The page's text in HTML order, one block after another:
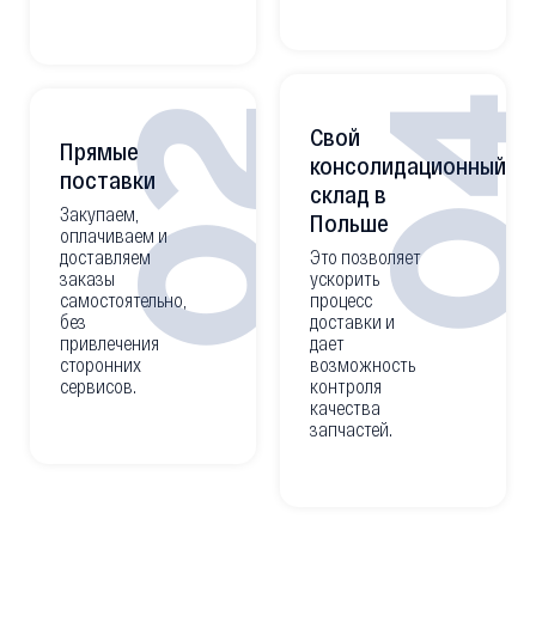
02
Прямые
поставки
Закупаем,
оплачиваем и
доставляем
заказы
самостоятельно,
без
привлечения
сторонних
сервисов.
Свой
консолидационный
склад в
Польше
Это позволяет
ускорить
процесс
доставки и
дает
возможность
контроля
качества
запчастей.